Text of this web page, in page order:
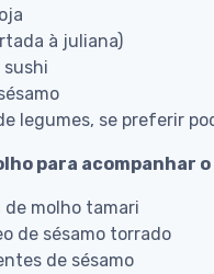
à juliana)
sushi
legumes, se preferir
para acompanhar
molho tamari
de sésamo torrado
de sésamo